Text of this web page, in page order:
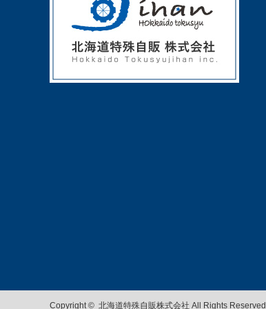
Copyright © 北海道特殊自販株式会社 All Rights Reserved.